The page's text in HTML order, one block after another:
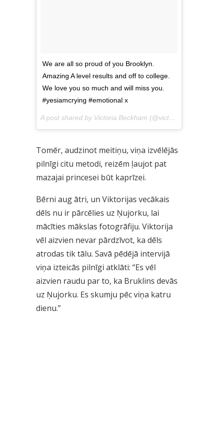
We are all so proud of you Brooklyn.
Amazing A level results and off to college.
We love you so much and will miss you.
#yesiamcrying #emotional x
A post shared by Victoria Beckham (@victoriabeckham) on
Tomēr, audzinot meitiņu, viņa izvēlējās
pilnīgi citu metodi, reizēm ļaujot pat
mazajai princesei būt kaprīzei.
Bērni aug ātri, un Viktorijas vecākais
dēls nu ir pārcēlies uz Ņujorku, lai
mācīties mākslas fotogrāfiju. Viktorija
vēl aizvien nevar pārdzīvot, ka dēls
atrodas tik tālu. Savā pēdējā intervijā
viņa izteicās pilnīgi atklāti: “Es vēl
aizvien raudu par to, ka Bruklins devās
uz Ņujorku. Es skumju pēc viņa katru
dienu.”